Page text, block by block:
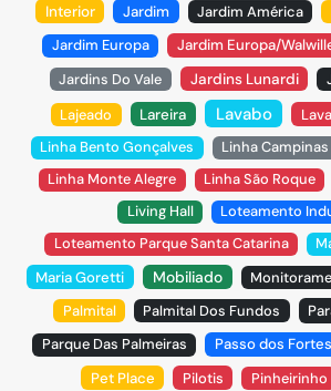
Interior Jardim Jardim América
Jardim Europa
Jardim Europa/
Jardins Do Vale
Jardins Lunardi
Lajeado
Lareira Lavabo
Linha Bento Gonçalves
Linha Campinas
Linha Monte Alegre
Linha São Roque
Living Hall
Loteamento
Loteamento Parque Santa Catarina
Maria Goretti
Mobiliado
Palmital
Palmital Dos Fundos
Parque Das Palmeiras
Passo dos Fortes
Pet Place
Pilotis Pinheirinho